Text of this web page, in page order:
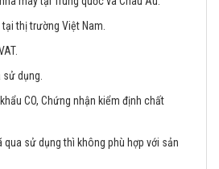
thị trường Việt Nam.
dụng.
CO, Chứng nhận kiểm định chất
sử dụng thì không phù hợp với sản